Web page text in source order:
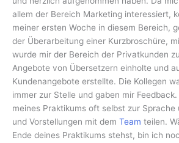
allem der Bereich Marketing interessiert,
meiner ersten Woche in diesem Bereich,
der Überarbeitung einer Kurzbroschüre,
wurde mir der Bereich der Privatkunden
Angebote von Übersetzern einholte und
Kundenangebote erstellte. Die Kollegen
immer zur Stelle und gaben mir
meines Praktikums oft selbst zur Sprache
und Vorstellungen mit dem Team teilen.
Ende deines Praktikums stehst, bin ich